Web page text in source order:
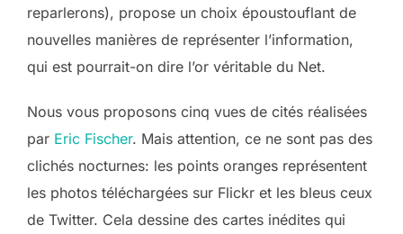
reparlerons), propose un choix époustouflant de
nouvelles manières de représenter l’information,
qui est pourrait-on dire l’or véritable du Net.
Nous vous proposons cinq vues de cités réalisées
par Eric Fischer. Mais attention, ce ne sont pas des
clichés nocturnes: les points oranges représentent
les photos téléchargées sur Flickr et les bleus ceux
de Twitter. Cela dessine des cartes inédites qui